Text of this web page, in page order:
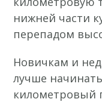
нижней части
перепадом
Новичкам и
лучше
километровый